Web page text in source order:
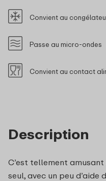
Description
C’est tellement
seul, avec un peu d’aide
Convient au
Passe au micro-ondes
Convient au contact